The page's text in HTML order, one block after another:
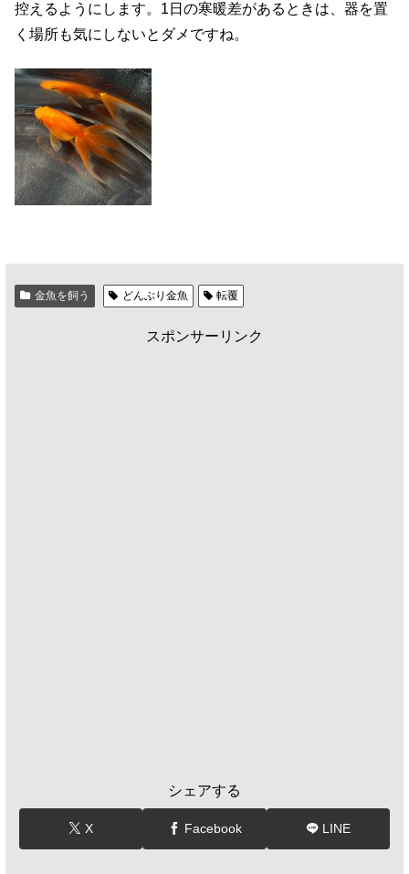
控えるようにします。1日の寒暖差があるときは、器を置
く場所も気にしないとダメですね。
金魚を飼う どんぶり金魚 転覆
スポンサーリンク
シェアする
X Facebook LINE